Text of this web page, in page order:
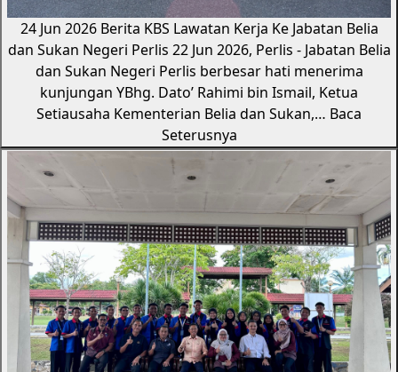
24 Jun 2026 Berita KBS Lawatan Kerja Ke Jabatan Belia
dan Sukan Negeri Perlis 22 Jun 2026, Perlis - Jabatan Belia
dan Sukan Negeri Perlis berbesar hati menerima
kunjungan YBhg. Dato’ Rahimi bin Ismail, Ketua
Setiausaha Kementerian Belia dan Sukan,… Baca
Seterusnya